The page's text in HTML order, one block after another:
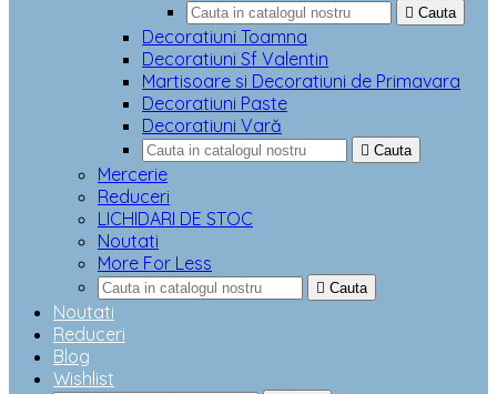
 Cauta
Decoratiuni Toamna
Decoratiuni Sf Valentin
Martisoare si Decoratiuni de Primavara
Decoratiuni Paste
Decoratiuni Vară
 Cauta
Mercerie
Reduceri
LICHIDARI DE STOC
Noutati
More For Less
 Cauta
Noutati
Reduceri
Blog
Wishlist